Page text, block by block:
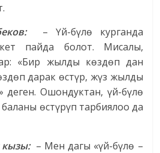
– Үй-бүлө курганда
пайда болот. Мисалы,
«Бир жылды көздөп дан
дарак өстүр, жүз жылды
деген. Ошондуктан, үй-бүлө
өстүрүп тарбиялоо да
кызы:– Мен дагы «үй-бүлө –